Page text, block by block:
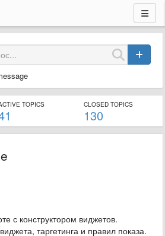
TOPICS CLOSED TOPICS
130
с конструктором виджетов.
таргетинга и правил показа.